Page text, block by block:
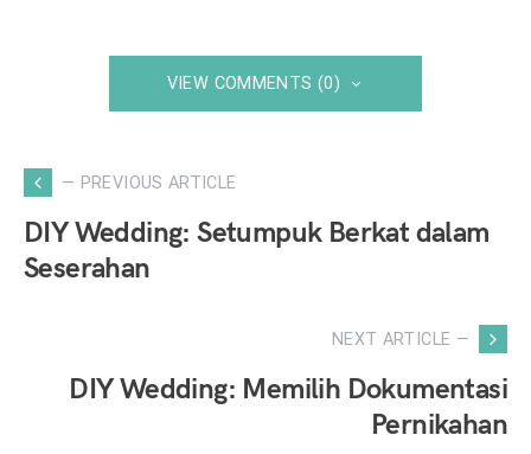
VIEW COMMENTS (0)
— PREVIOUS ARTICLE
DIY Wedding: Setumpuk Berkat dalam
Seserahan
NEXT ARTICLE —
DIY Wedding: Memilih Dokumentasi
Pernikahan